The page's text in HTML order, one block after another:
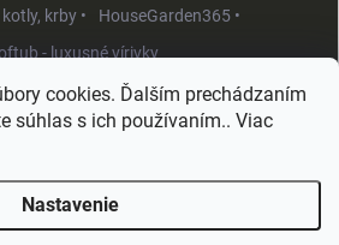
cookies. Ďalším prechádzaním
súhlas s ich používaním.. Viac
Nastavenie
krby •
HouseGarden365 •
- luxusné vírivky